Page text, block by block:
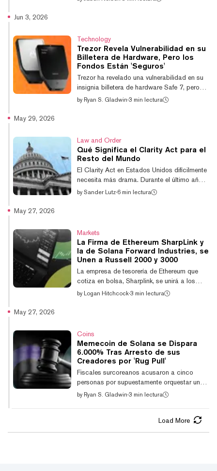
cripto, intercambios de tokens, mercados de
predicción y otros servicios blockchain a
través de una interfaz visual. "Todo eso está
oculto bajo el capó para ti", señaló Kevin
Arifin, director de Agentes de MoonPay, a
Decr...
Jun 3, 2026
Technology
Trezor Revela Vulnerabilidad en su
Billetera de Hardware, Pero los
Fondos Están 'Seguros'
Trezor ha revelado una vulnerabilidad en su
insignia billetera de hardware Safe 7, pero
afirma que los fondos de los usuarios
equipo Ledger Donjon, que reportó un
exitoso "ataque de inyección de fallas láser"
Este permite a un atacante extraer uno de los
tres "secretos" que protegen el PIN del
usuar...
by Ryan S. Gladwin·3 min lectura
May 29, 2026
Law and Order
Qué Significa el Clarity Act para el
Resto del Mundo
El Clarity Act en Estados Unidos difícilmente
necesita más drama. Durante el último año,
el proyecto de ley cripto que aún no ha sido
legisladores. Sin embargo, tras superar por
poco una votación clave en comité hace
dos semanas, el proyecto de ley finalmente
se abre camino hacia el pleno del Senado
para una votación final definitiva. Las ap...
by Sander Lutz·6 min lectura
May 27, 2026
Markets
La Firma de Ethereum SharpLink y
la de Solana Forward Industries, se
Unen a Russell 2000 y 3000
La empresa de tesorería de Ethereum que
cotiza en bolsa, Sharplink, se unirá a los
índices Russell 2000 y 3000 cuando su
tesorería de Ethereum BitMine Immersion
Technologies, que también será incluida en
el índice Russell 1000—que rastrea las
1.000 principales empresas de Estados
by Logan Hitchcock·3 min lectura
May 27, 2026
Coins
Memecoin de Solana se Dispara
6.000% Tras Arresto de sus
Creadores por 'Rug Pull'
Fiscales surcoreanos acusaron a cinco
personas por supuestamente orquestar un
"rug pull de memecoin" en Pump.fun,
($600.000). En respuesta a la noticia, la
memecoin se disparó casi un 6.000%, con
un grupo de traders intentando "desrug" el
by Ryan S. Gladwin·3 min lectura
Load More